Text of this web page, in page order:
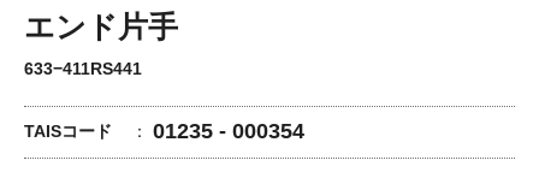
エンド片手
633−411RS441
TAISコード 01235 - 000354